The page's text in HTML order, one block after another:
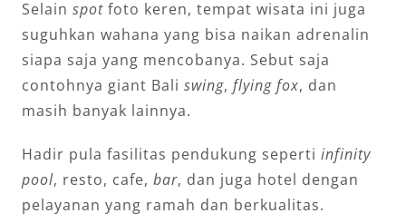
Selain spotfoto keren, tempat wisata ini juga
suguhkan wahana yang bisa naikan adrenalin
siapa saja yang mencobanya. Sebut saja
contohnya giant Bali swing, flying fox, dan
masih banyak lainnya.
Hadir pula fasilitas pendukung seperti infinity
pool, resto, cafe, bar, dan juga hotel dengan
pelayanan yang ramah dan berkualitas.